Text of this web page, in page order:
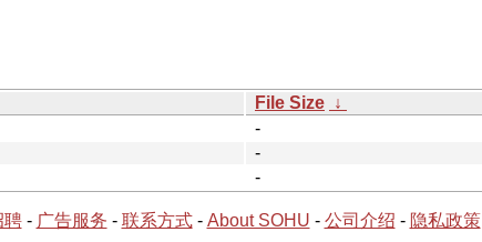
File Size ↓
-
-
-
聘- 广告服务 - 联系方式- About SOHU - 公司介绍 - 隐私政策